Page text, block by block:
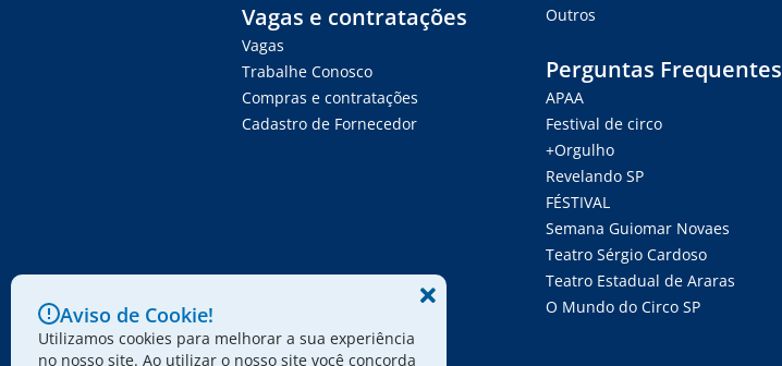
Vagas e contratações
Vagas
Trabalhe Conosco
Compras e contratações
Cadastro de Fornecedor
Outros
Perguntas Frequentes
APAA
Festival de circo
+Orgulho
Revelando SP
FÉSTIVAL
Semana Guiomar Novaes
Teatro Sérgio Cardoso
Teatro Estadual de Araras
O Mundo do Circo SP
Aviso de Cookie!
Utilizamos cookies para melhorar a sua experiência
no nosso site. Ao utilizar o nosso site você concorda